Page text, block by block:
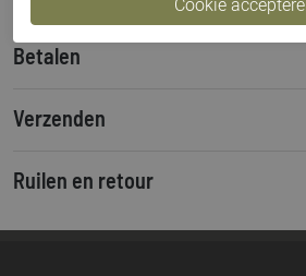
Betalen
Verzenden
Ruilen en retour